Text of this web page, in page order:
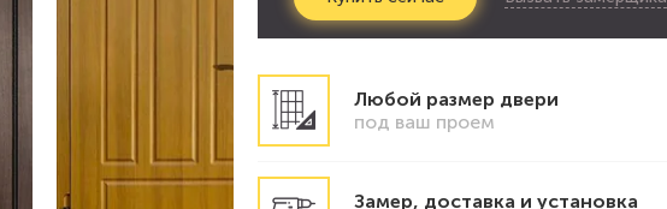
Любой размер двери
под ваш проем
Замер, доставка и установка